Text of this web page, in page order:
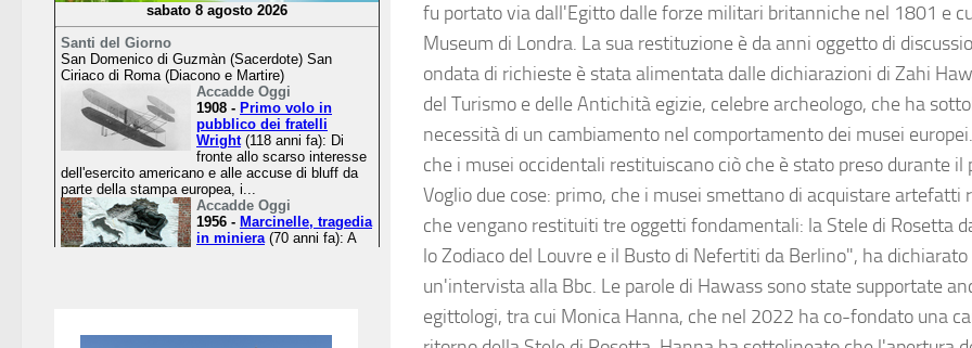
fu portato via dall'Egitto dalle forze militari britanniche nel 1801 e
Museum di Londra. La sua restituzione è da anni oggetto di
ondata di richieste è stata alimentata dalle dichiarazioni di Zahi
del Turismo e delle Antichità egizie, celebre archeologo, che ha
necessità di un cambiamento nel comportamento dei musei
che i musei occidentali restituiscano ciò che è stato preso durante il
Voglio due cose: primo, che i musei smettano di acquistare artefatti
che vengano restituiti tre oggetti fondamentali: la Stele di Rosetta
lo Zodiaco del Louvre e il Busto di Nefertiti da Berlino", ha
un'intervista alla Bbc. Le parole di Hawass sono state supportate
egittologi, tra cui Monica Hanna, che nel 2022 ha co-fondato una